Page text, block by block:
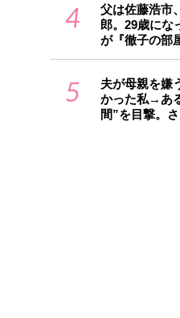
4
父は佐藤浩市
郎。29歳にな
が『徹子の部
5
夫が母親を嫌
かった私→あ
間”を目撃。